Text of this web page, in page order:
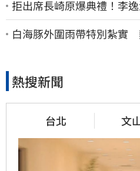
拒出席長崎原爆典禮！李
實施法律戰的執行工具
白海豚外圍雨帶特別紮實
熱搜新聞
台北 文